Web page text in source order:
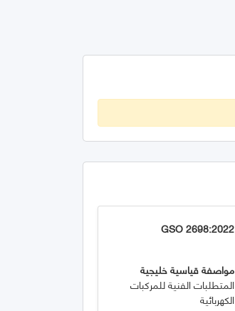
GSO 2698:2022
مواصفة قياسية خليجية
المتطلبات الفنية للمركبات
الكهربائية